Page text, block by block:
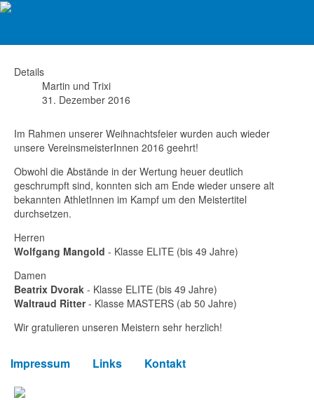
Details
Martin und Trixi
31. Dezember 2016
Im Rahmen unserer Weihnachtsfeier wurden auch wieder
unsere VereinsmeisterInnen 2016 geehrt!
Obwohl die Abstände in der Wertung heuer deutlich
geschrumpft sind, konnten sich am Ende wieder unsere alt
bekannten AthletInnen im Kampf um den Meistertitel
durchsetzen.
Herren
Wolfgang Mangold - Klasse ELITE (bis 49 Jahre)
Damen
Beatrix Dvorak - Klasse ELITE (bis 49 Jahre)
Waltraud Ritter- Klasse MASTERS (ab 50 Jahre)
Wir gratulieren unseren Meistern sehr herzlich!
Impressum Links Kontakt